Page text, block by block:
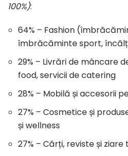
100%):
64% – Fashion
îmbrăcăminte sport,
29% – Livrări de mâncare
food, servicii de catering
28% – Mobilă și accesorii
27% – Cosmetice și
și wellness
27% – Cărți, reviste și